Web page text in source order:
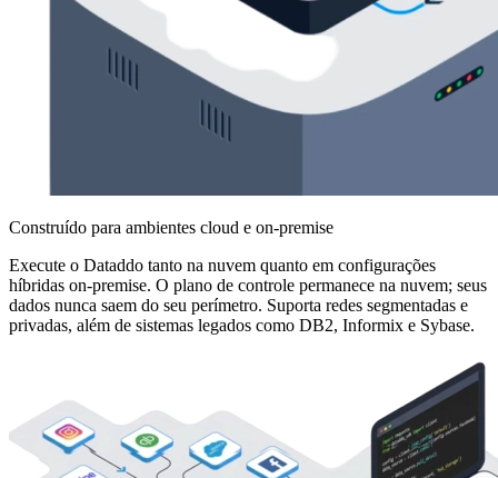
Construído para ambientes cloud e on-premise
Execute o Dataddo tanto na nuvem quanto em configurações
híbridas on-premise. O plano de controle permanece na nuvem; seus
dados nunca saem do seu perímetro. Suporta redes segmentadas e
privadas, além de sistemas legados como DB2, Informix e Sybase.